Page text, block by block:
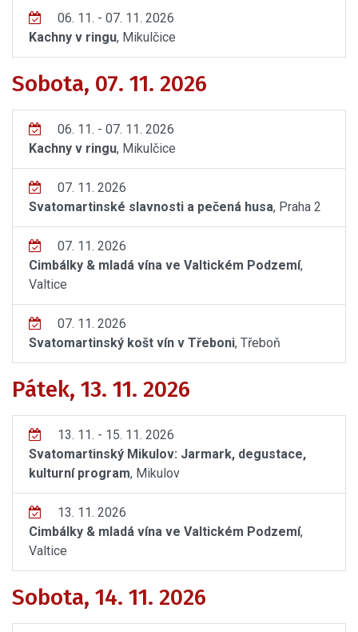
06. 11. - 07. 11. 2026
Kachny v ringu, Mikulčice
Sobota, 07. 11. 2026
06. 11. - 07. 11. 2026
Kachny v ringu, Mikulčice
07. 11. 2026
Svatomartinské slavnosti a pečená husa, Praha 2
07. 11. 2026
Cimbálky & mladá vína ve Valtickém Podzemí,
Valtice
07. 11. 2026
Svatomartinský košt vín v Třeboni, Třeboň
Pátek, 13. 11. 2026
13. 11. - 15. 11. 2026
Svatomartinský Mikulov: Jarmark, degustace,
kulturní program, Mikulov
13. 11. 2026
Cimbálky & mladá vína ve Valtickém Podzemí,
Valtice
Sobota, 14. 11. 2026